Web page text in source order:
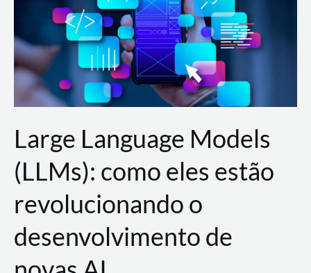
a
AWS?
Large Language Models
(LLMs): como eles estão
revolucionando o
desenvolvimento de